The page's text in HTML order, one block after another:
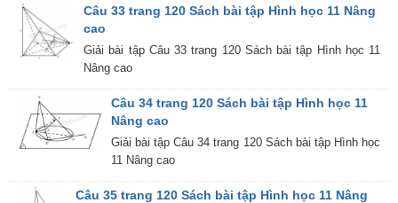
Câu 33 trang 120 Sách bài tập Hình học 11 Nâng
cao
Giải bài tập Câu 33 trang 120 Sách bài tập Hình học 11
Nâng cao
Câu 34 trang 120 Sách bài tập Hình học 11
Nâng cao
Giải bài tập Câu 34 trang 120 Sách bài tập Hình học
11 Nâng cao
Câu 35 trang 120 Sách bài tập Hình học 11 Nâng